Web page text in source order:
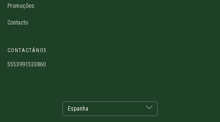
Promoções
Contacto
CONTACTÁNOS
5553991533860